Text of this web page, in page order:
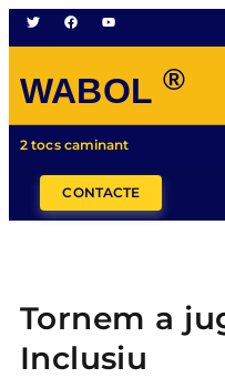
WABOL ®
2 tocs caminant
CONTACTE
Tornem a
Inclusiu